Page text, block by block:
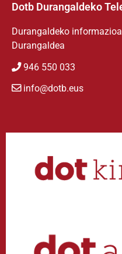
Dotb Durangaldeko
Durangaldeko
Durangaldea
946 550 033
info@dotb.eus